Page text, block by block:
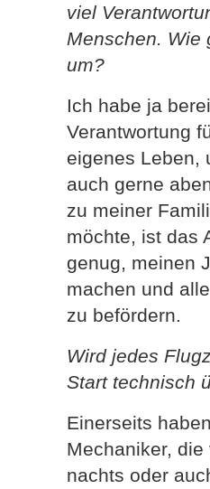
viel
Menschen. Wie
um?
Ich habe ja
Verantwortung
eigenes Leben,
auch gerne
zu meiner
möchte, ist das
genug, meinen
machen und
zu befördern.
Wird jedes
Start technisch
Einerseits
Mechaniker, die
nachts oder